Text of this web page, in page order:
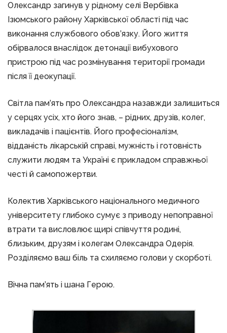
Олександр загинув у рідному селі Вербівка
Ізюмського району Харківської області під час
виконання службового обов’язку. Його життя
обірвалося внаслідок детонації вибухового
пристрою під час розмінування території громади
після її деокупації.
Світла пам’ять про Олександра назавжди залишиться
у серцях усіх, хто його знав, – рідних, друзів, колег,
викладачів і пацієнтів. Його професіоналізм,
відданість лікарській справі, мужність і готовність
служити людям та Україні є прикладом справжньої
честі й самопожертви.
Колектив Харківського національного медичного
університету глибоко сумує з приводу непоправної
втрати та висловлює щирі співчуття родині,
близьким, друзям і колегам Олександра Одерія.
Розділяємо ваш біль та схиляємо голови у скорботі.
Вічна пам’ять і шана Герою.